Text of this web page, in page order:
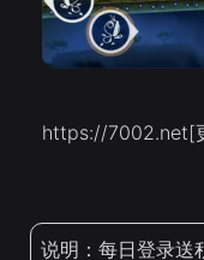
https://7002.net[
说明：每日登录送